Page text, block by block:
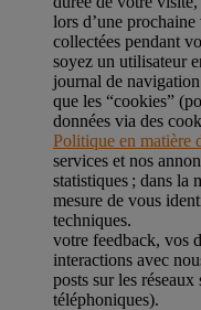
lors d’une
collectées pendant
soyez un utilisateur
journal de
que les “cookies”
données via des
Politique en matière
services et nos
statistiques ; dans la
mesure de vous
techniques.
votre feedback, vos
interactions avec
posts sur les
téléphoniques).